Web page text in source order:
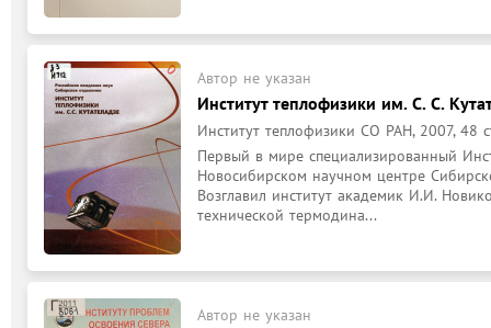
Автор не указан
Институт теплофизики им. С. С.
Институт теплофизики СО РАН, 2007, 48
Первый в мире специализированный
Новосибирском научном центре
Возглавил институт академик И.И.
технической термодина...
Автор не указан